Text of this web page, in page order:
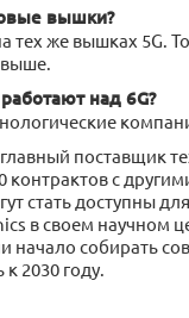
вышки?
тех же вышках 5G.
над 6G?
поставщик
контрактов с
стать доступны
в своем научном
начало собирать
к 2030 году.